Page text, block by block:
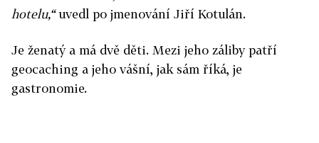
hotelu,“uvedl po jmenování Jiří Kotulán.
Je ženatý a má dvě děti. Mezi jeho záliby patří
geocaching a jeho vášní, jak sám říká, je
gastronomie.